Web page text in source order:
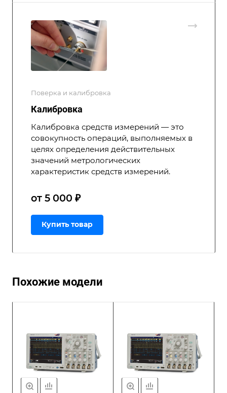
Поверка и калибровка
Калибровка
Калибровка средств измерений — это
совокупность операций, выполняемых в
целях определения действительных
значений метрологических
характеристик средств измерений.
от 5 000 ₽
Купить товар
Похожие модели